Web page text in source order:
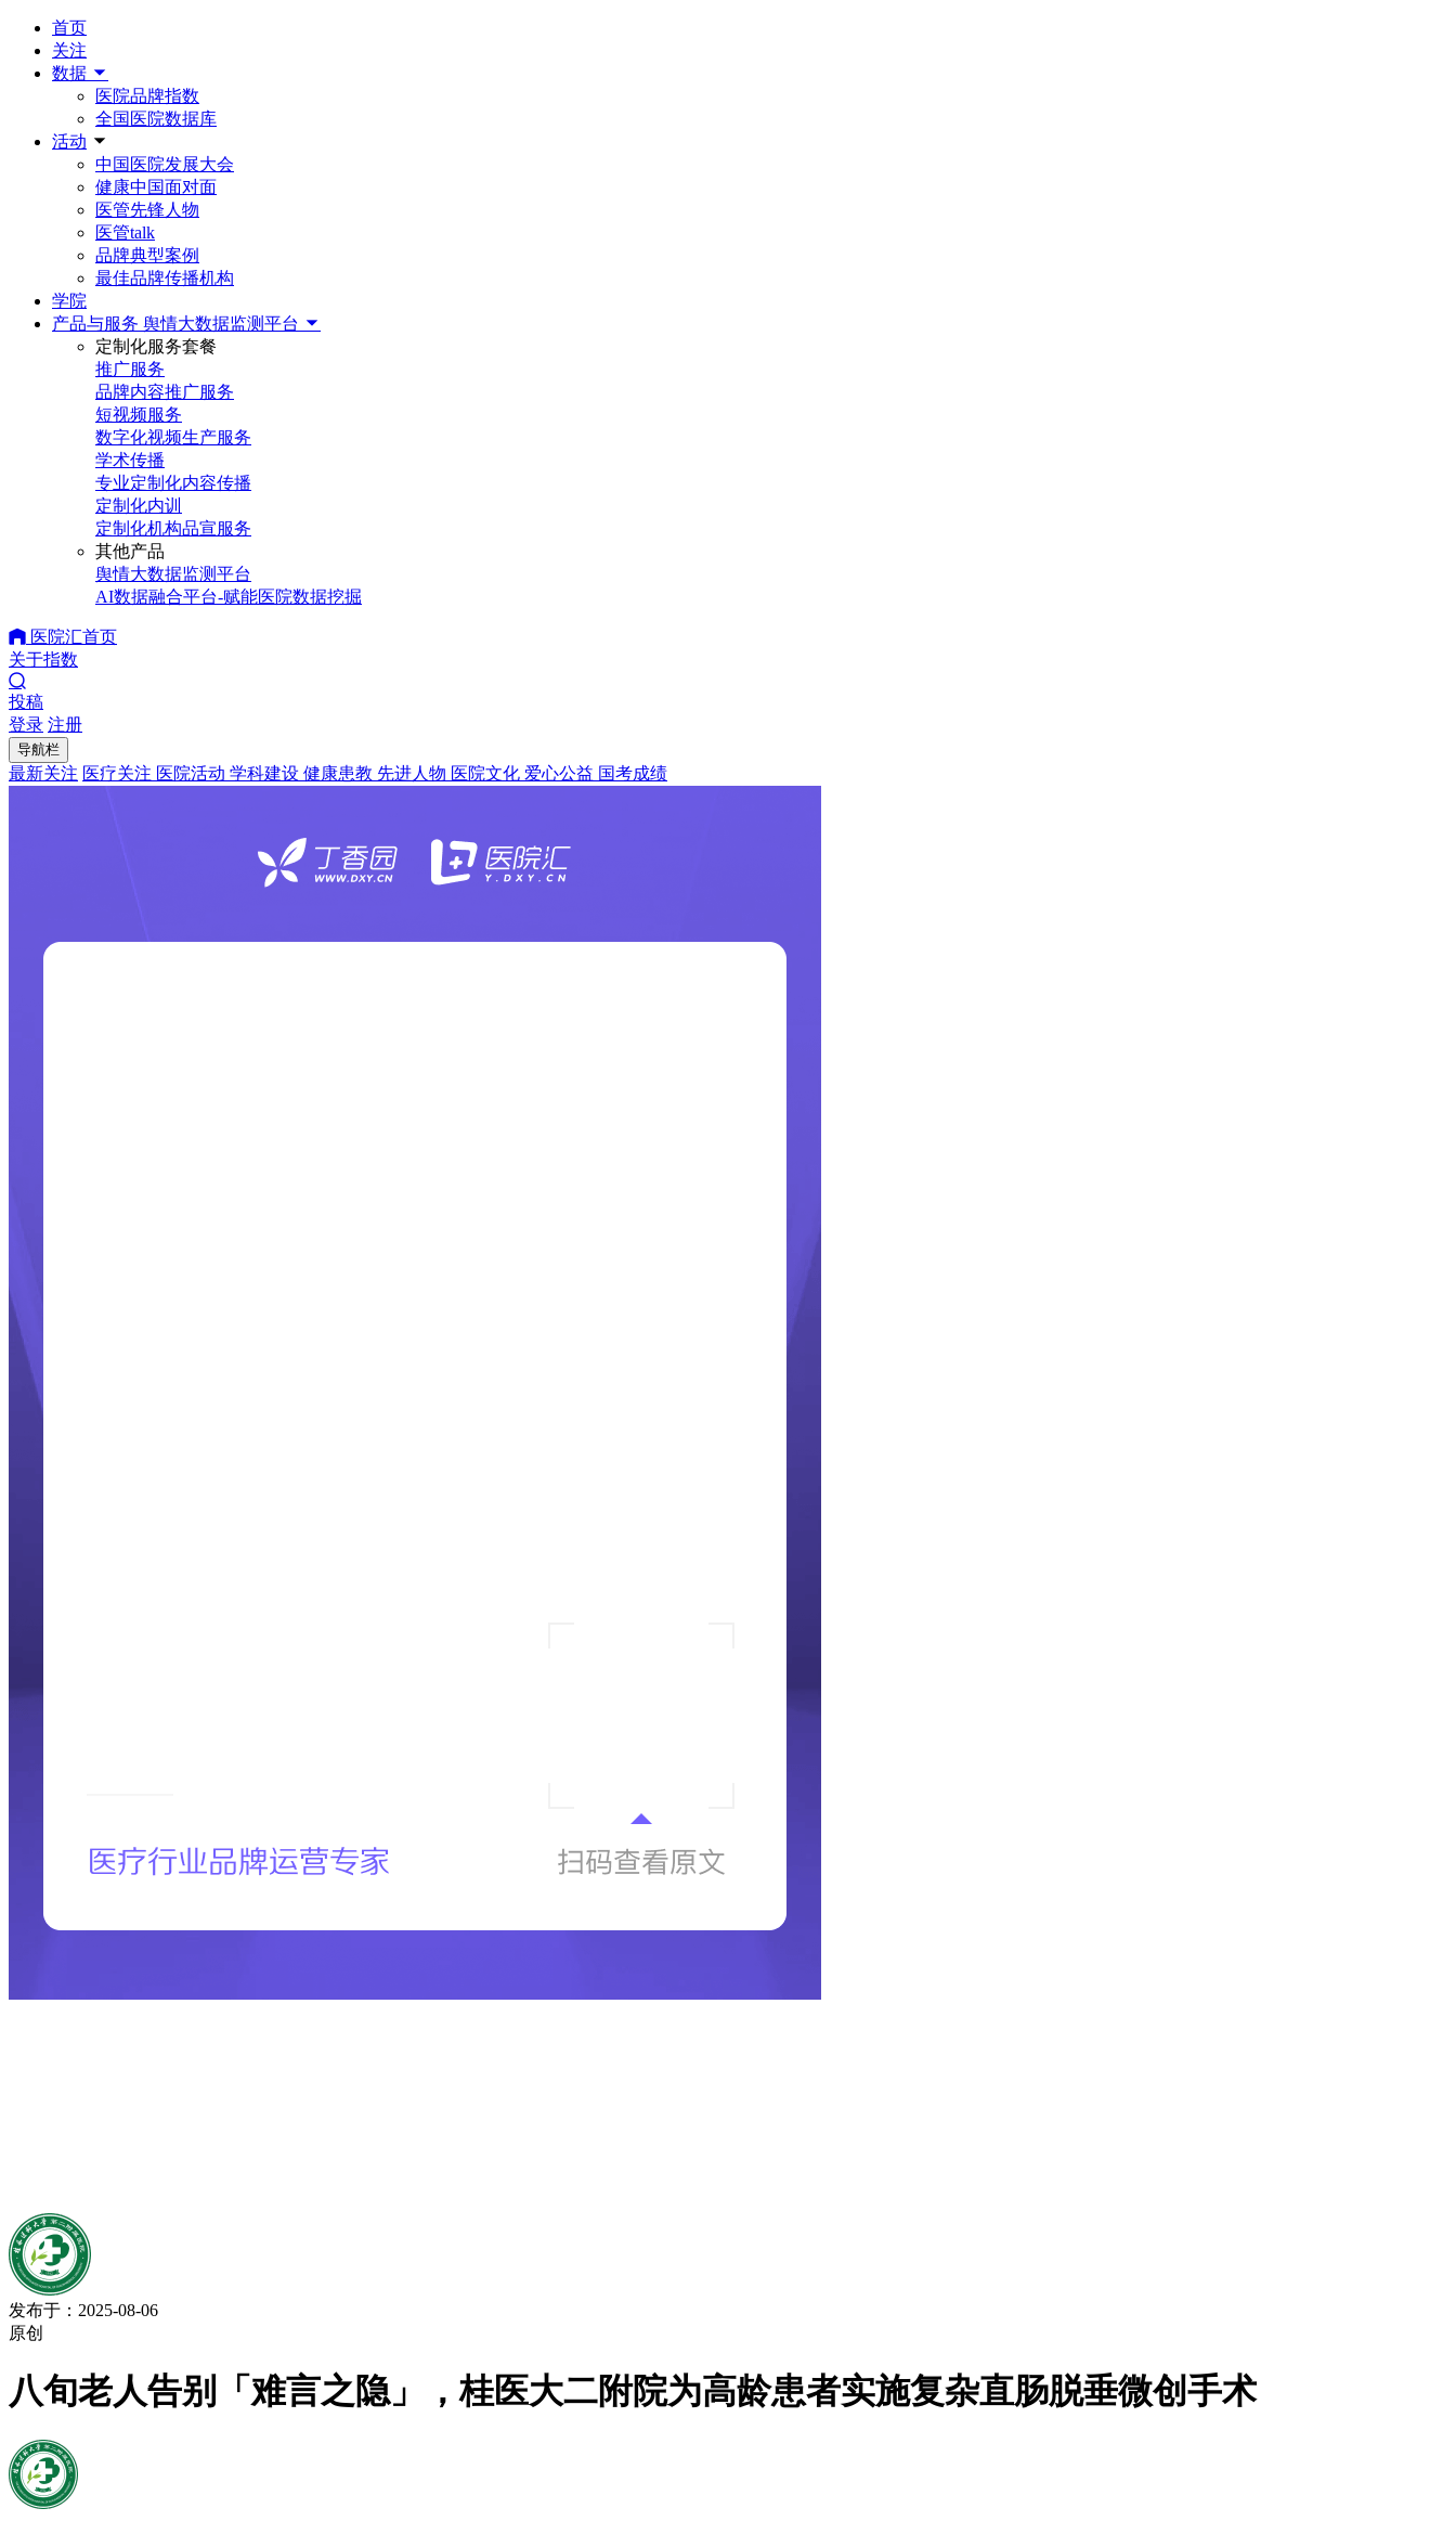
首页
关注
数据
医院品牌指数
全国医院数据库
活动
中国医院发展大会
健康中国面对面
医管先锋人物
医管talk
品牌典型案例
最佳品牌传播机构
学院
产品与服务 舆情大数据监测平台
定制化服务套餐
推广服务
品牌内容推广服务
短视频服务
数字化视频生产服务
学术传播
专业定制化内容传播
定制化内训
定制化机构品宣服务
其他产品
舆情大数据监测平台
AI数据融合平台-赋能医院数据挖掘
医院汇首页
关于指数
投稿
登录 注册
导航栏
最新关注 医疗关注 医院活动 学科建设 健康患教 先进人物 医院文化 爱心公益 国考成绩
发布于：2025-08-06
原创
八旬老人告别「难言之隐」，桂医大二附院为高龄患者实施复杂直肠脱垂微创手术